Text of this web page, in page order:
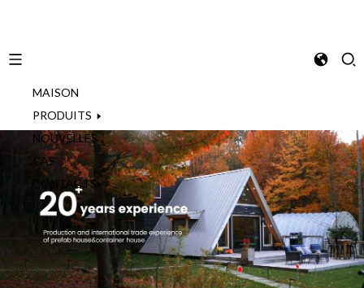
MAISON
PRODUITS
NOUVELLES
CAS
CONTACTS